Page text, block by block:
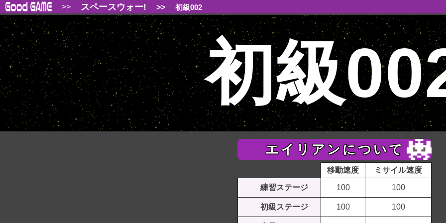
>> スペースウォー! >> 初級002
初級
エイリアンについて
移動速度 ミサイル速度
練習ステージ 100 100
初級ステージ 100 100